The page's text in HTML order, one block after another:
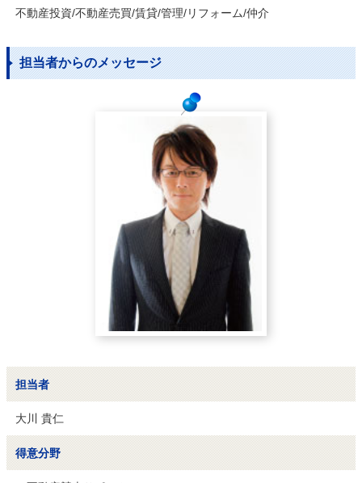
不動産投資/不動産売買/賃貸/管理/リフォーム/仲介
担当者からのメッセージ
担当者
大川 貴仁
得意分野